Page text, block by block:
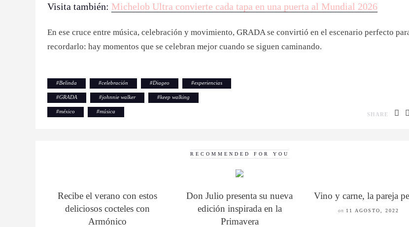
Visita también: Michelob Ultra convierte cada tapa en una puerta al Mundial 2026
En ese cruce entre música, celebración y movimiento, GRADA se convirtió en el escenario perfecto
recordarlo: hay momentos que se celebran mejor cuando se siguen caminando.
#Belinda #celebración #Diageo #experiencias
#GRADA #johnnie walker #keep walking
#méxico #música SHARE
RECOMMENDED FOR YOU
Recibe el verano con estos
deliciosos cocteles con
Armónico
Don Julio presenta su nueva
edición inspirada en la
Primavera
Vino y carne, la pareja
on 11 AGOSTO, 2022